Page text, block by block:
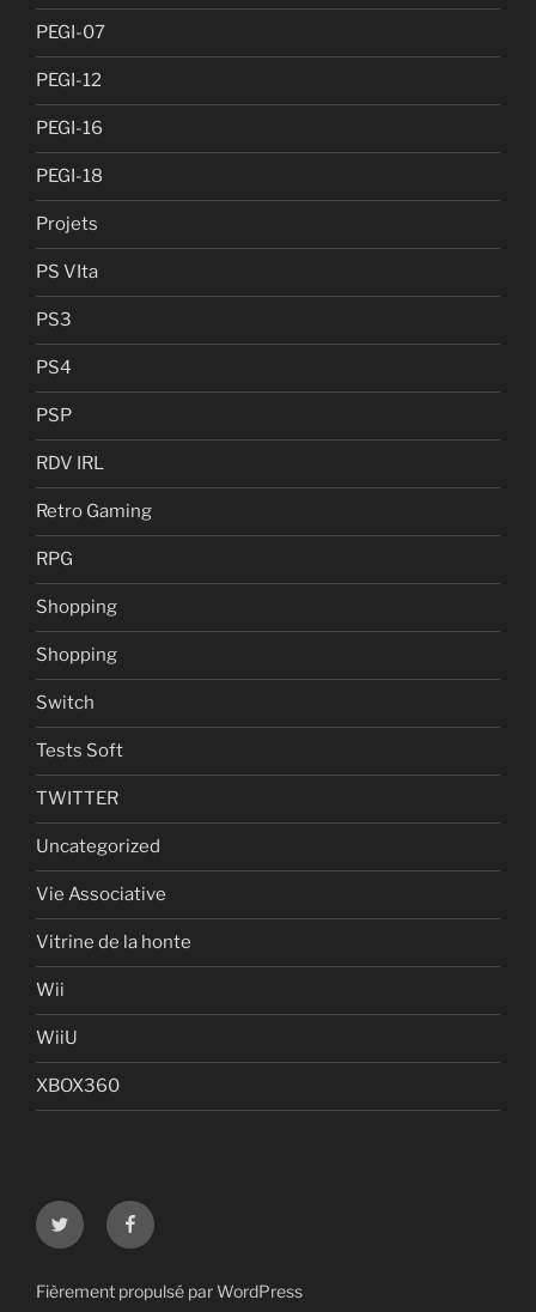
PEGI-07
PEGI-12
PEGI-16
PEGI-18
Projets
PS VIta
PS3
PS4
PSP
RDV IRL
Retro Gaming
RPG
Shopping
Shopping
Switch
Tests Soft
TWITTER
Uncategorized
Vie Associative
Vitrine de la honte
Wii
WiiU
XBOX360
Twitter Facebook
Fièrement propulsé par WordPress